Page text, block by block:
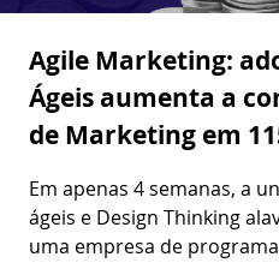
Agile Marketing:
Ágeis aumenta a
de Marketing em
Em apenas 4 semanas, a
ágeis e Design Thinking
uma empresa de
VEJA MAIS